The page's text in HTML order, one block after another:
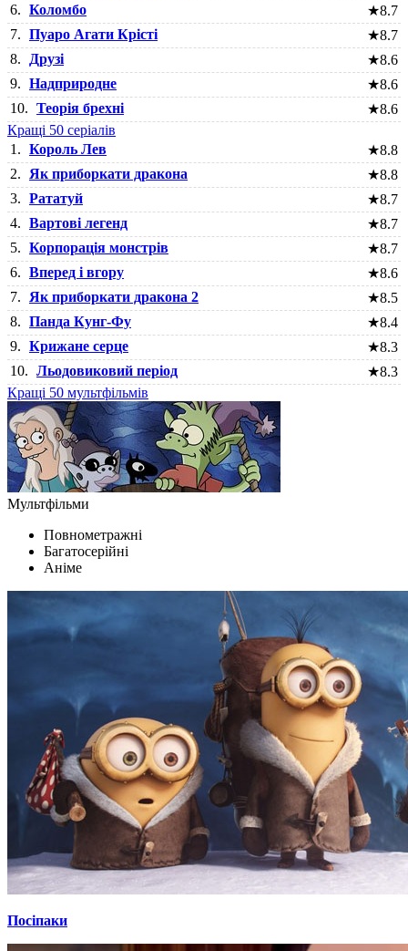
6. Коломбо ★8.7
7. Пуаро Агати Крісті ★8.7
8.
Друзі ★8.6
9. Надприродне ★8.6
10. Теорія брехні ★8.6
Кращі 50 серіалів
1. Король Лев ★8.8
2.
Як приборкати дракона ★8.8
3. Рататуй ★8.7
4. Вартові легенд ★8.7
5. Корпорація монстрів ★8.7
6. Вперед і вгору ★8.6
7.
Як приборкати дракона 2 ★8.5
8. Панда Кунг-Фу ★8.4
9. Крижане серце ★8.3
10. Льодовиковий період ★8.3
Кращі 50 мультфільмів
Мультфільми
Повнометражні
Багатосерійні
Аніме
Посіпаки